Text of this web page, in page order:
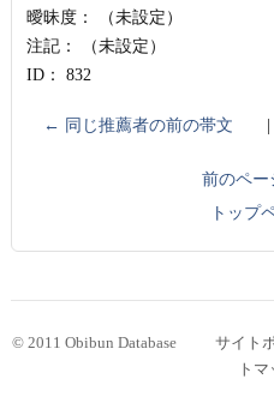
曖昧度：
（未設定）
注記：
（未設定）
ID：
832
← 同じ推薦者の前の帯文
前のペー
トップ
© 2011 Obibun Database サイト
ト